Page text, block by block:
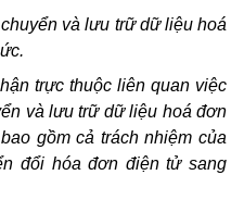
và lưu trữ dữ liệu hoá
trực thuộc liên quan việc
và lưu trữ dữ liệu hoá đơn
gồm cả trách nhiệm của
đổi hóa đơn điện tử sang